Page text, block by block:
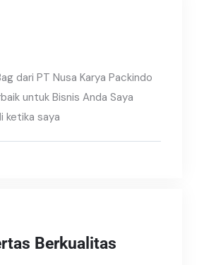
dari PT Nusa Karya Packindo
untuk Bisnis Anda Saya
ketika saya
Berkualitas